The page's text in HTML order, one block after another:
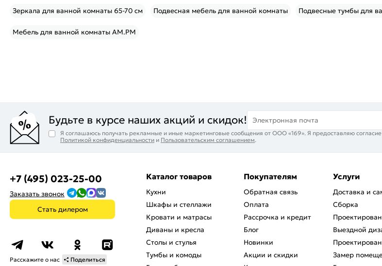
Зеркала для ванной комнаты 65-70 см Подвесная мебель для ванной комнаты Подвесные тумбы для
Мебель для ванной комнаты AM.PM
Будьте в курсе наших акций и скидок! Электронная почта
Я соглашаюсь получать рекламные и иные маркетинговые сообщения от ООО «169». Я предоставляю
Политикой конфиденциальности и Пользовательским соглашением.
+7 (495) 023-25-00
Заказать звонок
Стать дилером
Расскажите о нас
Поделиться
Каталог товаров
Кухни
Шкафы и стеллажи
Кровати и матрасы
Диваны и кресла
Столы и стулья
Тумбы и комоды
Покупателям
Обратная связь
Оплата
Рассрочка и кредит
Блог
Новинки
Акции и скидки
Услуги
Доставка и
Сборка
Выездной
Замер